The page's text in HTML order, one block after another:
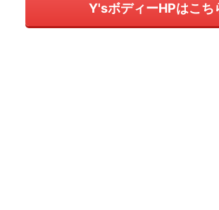
Y'sボディーHPはこち